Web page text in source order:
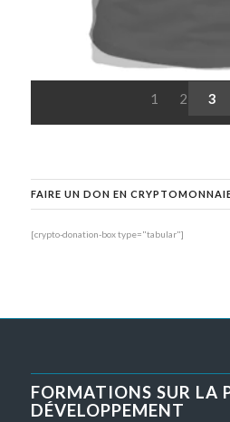
1 2 3
FAIRE UN DON EN
[crypto-donation-box type="tabular"]
FORMATIONS SUR LA
DÉVELOPPEMENT